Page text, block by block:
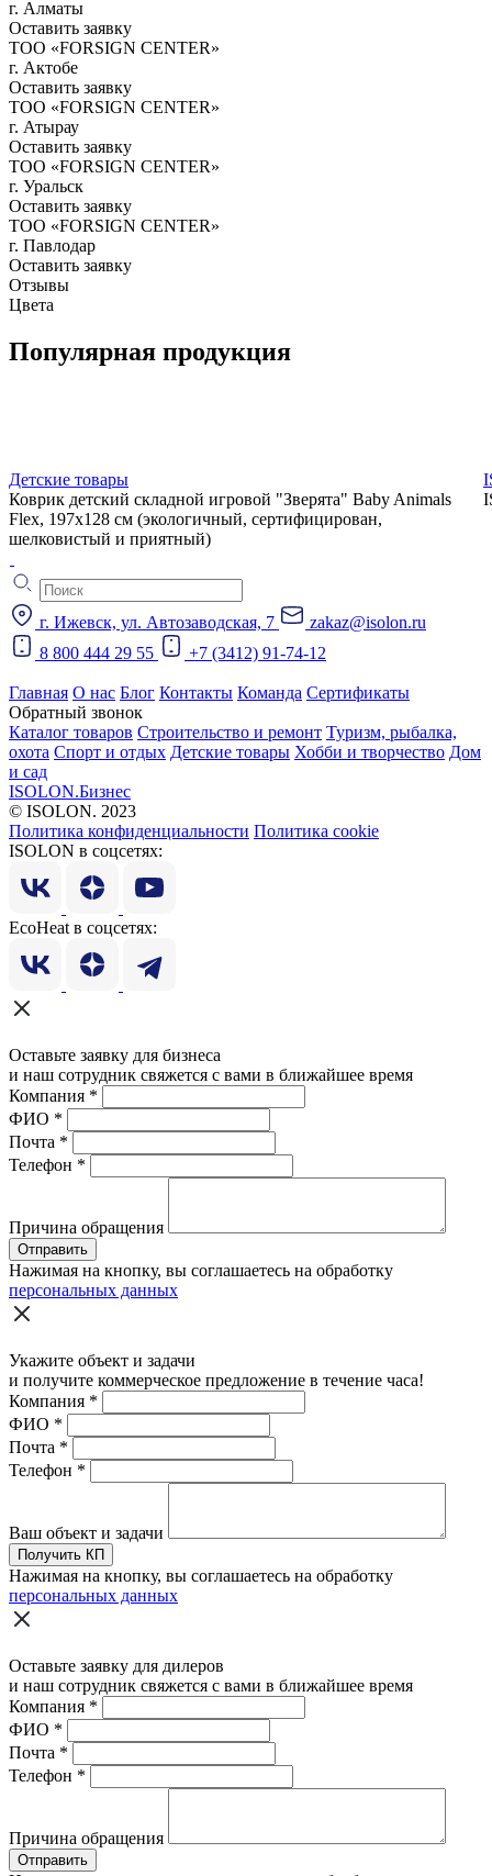
г. Алматы
Оставить заявку
ТОО «FORSIGN CENTER»
г. Актобе
Оставить заявку
ТОО «FORSIGN CENTER»
г. Атырау
Оставить заявку
ТОО «FORSIGN CENTER»
г. Уральск
Оставить заявку
ТОО «FORSIGN CENTER»
г. Павлодар
Оставить заявку
Отзывы
Цвета
Популярная продукция
Детские товары
Коврик детский складной игровой "Зверята" Baby Animals
Flex, 197х128 см (экологичный, сертифицирован,
шелковистый и приятный)
г. Ижевск, ул. Автозаводская, 7
zakaz@isolon.ru
8 800 444 29 55
+7 (3412) 91-74-12
Главная О нас Блог Контакты Команда Сертификаты
Обратный звонок
Каталог товаров Строительство и ремонт Туризм, рыбалка,
охота Спорт и отдых Детские товары Хобби и творчество Дом
и сад
ISOLON.Бизнес
© ISOLON. 2023
Политика конфиденциальности Политика cookie
ISOLON в соцсетях:
EcoHeat в соцсетях:
Оставьте заявку для бизнеса
и наш сотрудник свяжется с вами в ближайшее время
Компания *
ФИО *
Почта *
Телефон *
Причина обращения
Отправить
Нажимая на кнопку, вы соглашаетесь на обработку
персональных данных
Укажите объект и задачи
и получите коммерческое предложение в течение часа!
Компания *
ФИО *
Почта *
Телефон *
Ваш объект и задачи
Получить КП
Нажимая на кнопку, вы соглашаетесь на обработку
персональных данных
Оставьте заявку для дилеров
и наш сотрудник свяжется с вами в ближайшее время
Компания *
ФИО *
Почта *
Телефон *
Причина обращения
Отправить